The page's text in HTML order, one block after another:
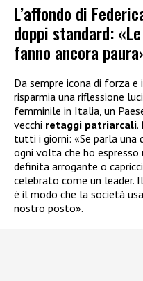
L’affondo di
doppi standard:
fanno ancora
Da sempre icona di forza e
risparmia una riflessione
femminile in Italia, un
vecchi retaggi patriarcali.
tutti i giorni: «Se parla una
ogni volta che ho espresso
definita arrogante o
celebrato come un leader. Il
è il modo che la società
nostro posto».